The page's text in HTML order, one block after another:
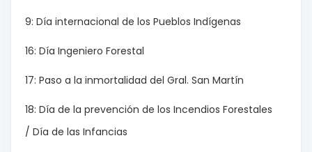
9: Día internacional de los Pueblos Indígenas
16: Día Ingeniero Forestal
17: Paso a la inmortalidad del Gral. San Martín
18: Día de la prevención de los Incendios Forestales
/ Día de las Infancias